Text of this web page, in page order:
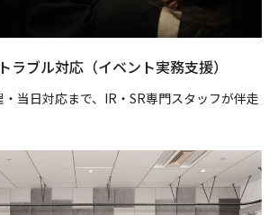
ラブル対応 （イベント実務支援）
当日対応まで、IR・SR専門スタッフが伴走